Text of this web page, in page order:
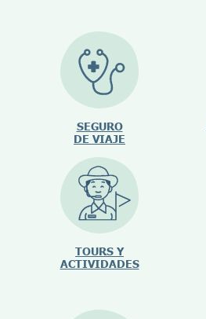
SEGURO
DE VIAJE
TOURS Y
ACTIVIDADES